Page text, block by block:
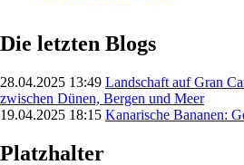
Die letzten Blogs
28.04.2025 13:49 Landschaft auf Gran
zwischen Dünen, Bergen und Meer
19.04.2025 18:15 Kanarische Bananen:
Platzhalter